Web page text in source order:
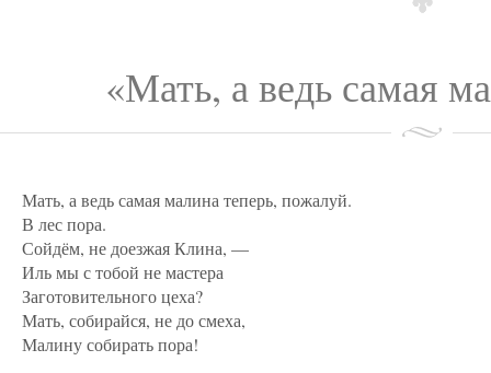
«Мать, а ведь самая
Мать, а ведь самая малина теперь, пожалуй.
В лес пора.
Сойдём, не доезжая Клина, —
Иль мы с тобой не мастера
Заготовительного цеха?
Мать, собирайся, не до смеха,
Малину собирать пора!